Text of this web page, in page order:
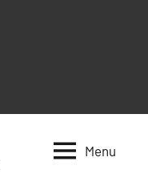
Menu